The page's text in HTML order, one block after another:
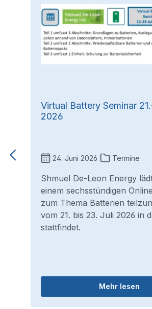
Virtual Battery Seminar
2026
24. Juni 2026 Termine
Shmuel De-Leon Energy
einem sechsstündigen
zum Thema Batterien
vom 21. bis 23. Juli 2026 in
stattfindet.
Mehr lesen